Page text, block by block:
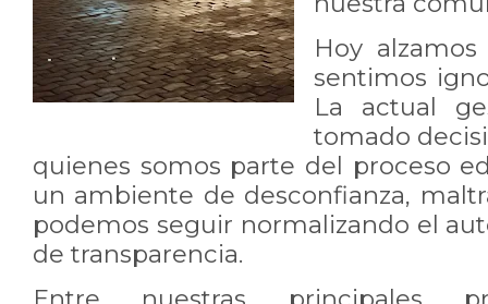
Hoy
sentimos
La actual
tomado
quienes somos parte del proceso
un ambiente de desconfianza,
podemos seguir normalizando el
de transparencia.